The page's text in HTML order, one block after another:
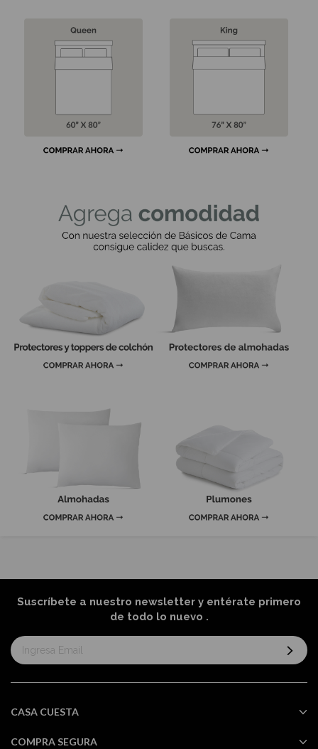
Suscríbete a nuestro newsletter y entérate primero
de todo lo nuevo .
Suscríbase
al
informativo:
CASA CUESTA
COMPRA SEGURA